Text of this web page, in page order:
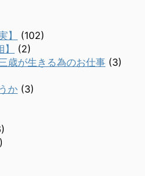
】
(102)
(2)
歳が生きる為のお仕事 (3)
か (3)